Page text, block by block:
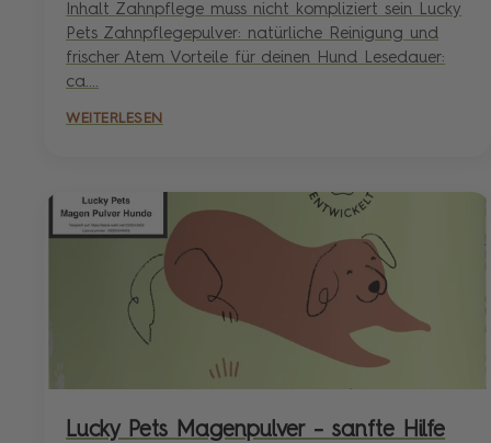
Inhalt Zahnpflege muss nicht kompliziert sein Lucky
Pets Zahnpflegepulver: natürliche Reinigung und
frischer Atem Vorteile für deinen Hund Lesedauer:
ca....
WEITERLESEN
Lucky Pets Magenpulver – sanfte Hilfe